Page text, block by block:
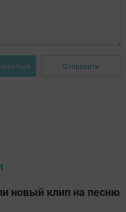
Отправить
новый клип на песню